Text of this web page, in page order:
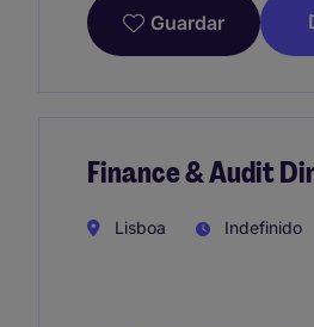
Guardar
Finance & Audit
Lisboa Indefinido